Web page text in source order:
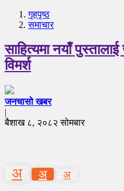
गृहपृष्‍ठ
समाचार
साहित्यमा नयाँ
विमर्श
जनचासो खबर
|
बैशाख ८, २०८२ सोमबार
अ अ अ